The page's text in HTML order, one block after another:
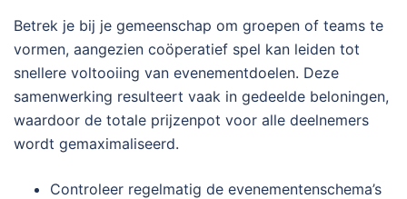
Betrek je bij je gemeenschap om groepen of teams te
vormen, aangezien coöperatief spel kan leiden tot
snellere voltooiing van evenementdoelen. Deze
samenwerking resulteert vaak in gedeelde beloningen,
waardoor de totale prijzenpot voor alle deelnemers
wordt gemaximaliseerd.
Controleer regelmatig de evenementenschema’s